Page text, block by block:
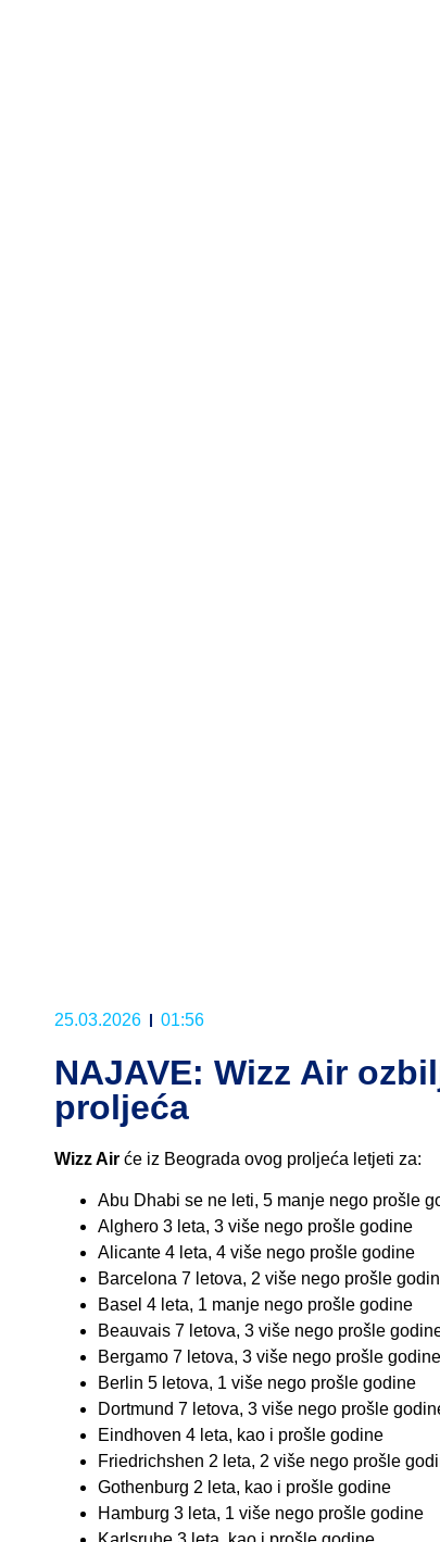
25.03.2026 01:56
NAJAVE: Wizz Air
proljeća
Wizz Air će iz Beograda ovog proljeća letjeti za:
Abu Dhabi se ne leti, 5 manje nego prošle
Alghero 3 leta, 3 više nego prošle godine
Alicante 4 leta, 4 više nego prošle godine
Barcelona 7 letova, 2 više nego prošle
Basel 4 leta, 1 manje nego prošle godine
Beauvais 7 letova, 3 više nego prošle
Bergamo 7 letova, 3 više nego prošle godine
Berlin 5 letova, 1 više nego prošle godine
Dortmund 7 letova, 3 više nego prošle
Eindhoven 4 leta, kao i prošle godine
Friedrichshen 2 leta, 2 više nego prošle
Gothenburg 2 leta, kao i prošle godine
Hamburg 3 leta, 1 više nego prošle godine